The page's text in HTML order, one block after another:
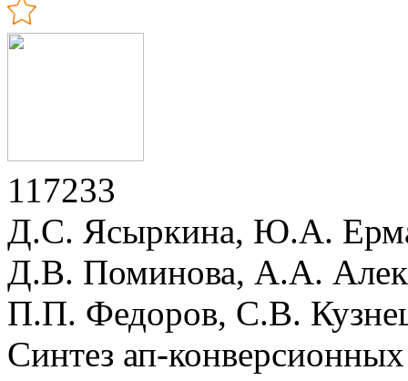
117233
Д.С. Ясыркина, Ю.А.
Д.В. Поминова, A.A.
П.П. Федоров, С.В.
Синтез ап-